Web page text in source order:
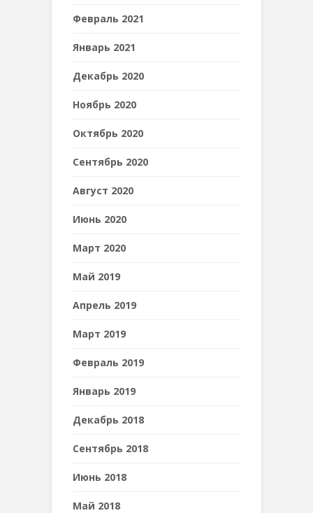
Февраль 2021
Январь 2021
Декабрь 2020
Ноябрь 2020
Октябрь 2020
Сентябрь 2020
Август 2020
Июнь 2020
Март 2020
Май 2019
Апрель 2019
Март 2019
Февраль 2019
Январь 2019
Декабрь 2018
Сентябрь 2018
Июнь 2018
Май 2018